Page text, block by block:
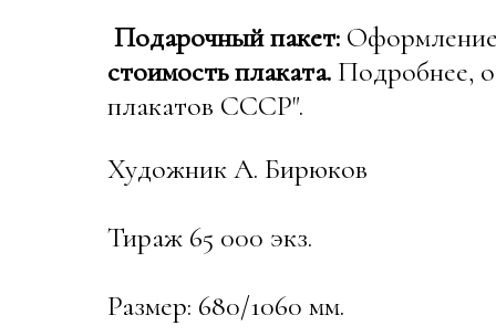
Подарочный пакет: Оформление
стоимость плаката. Подробнее,
плакатов СССР".
Художник А. Бирюков
Тираж 65 000 экз.
Размер: 680/1060 мм.